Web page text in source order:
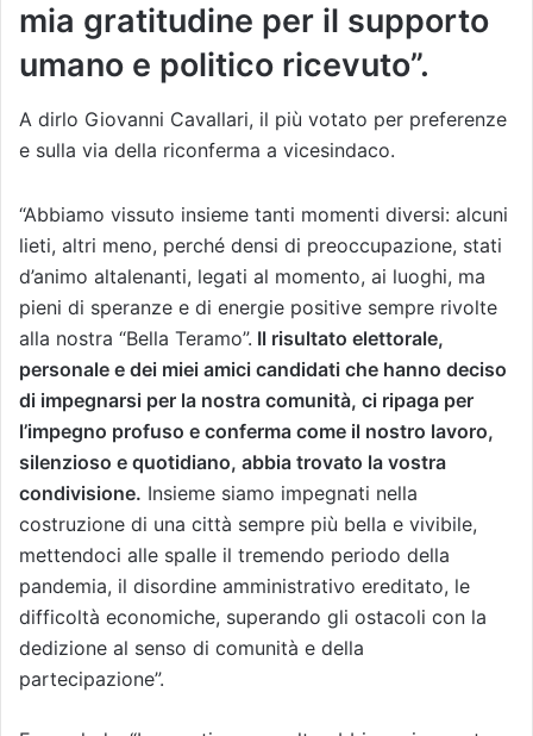
mia gratitudine per il supporto
umano e politico ricevuto”.
A dirlo Giovanni Cavallari, il più votato per preferenze
e sulla via della riconferma a vicesindaco.
“Abbiamo vissuto insieme tanti momenti diversi: alcuni
lieti, altri meno, perché densi di preoccupazione, stati
d’animo altalenanti, legati al momento, ai luoghi, ma
pieni di speranze e di energie positive sempre rivolte
alla nostra “Bella Teramo”. Il risultato elettorale,
personale e dei miei amici candidati che hanno deciso
di impegnarsi per la nostra comunità, ci ripaga per
l’impegno profuso e conferma come il nostro lavoro,
silenzioso e quotidiano, abbia trovato la vostra
condivisione. Insieme siamo impegnati nella
costruzione di una città sempre più bella e vivibile,
mettendoci alle spalle il tremendo periodo della
pandemia, il disordine amministrativo ereditato, le
difficoltà economiche, superando gli ostacoli con la
dedizione al senso di comunità e della
partecipazione”.